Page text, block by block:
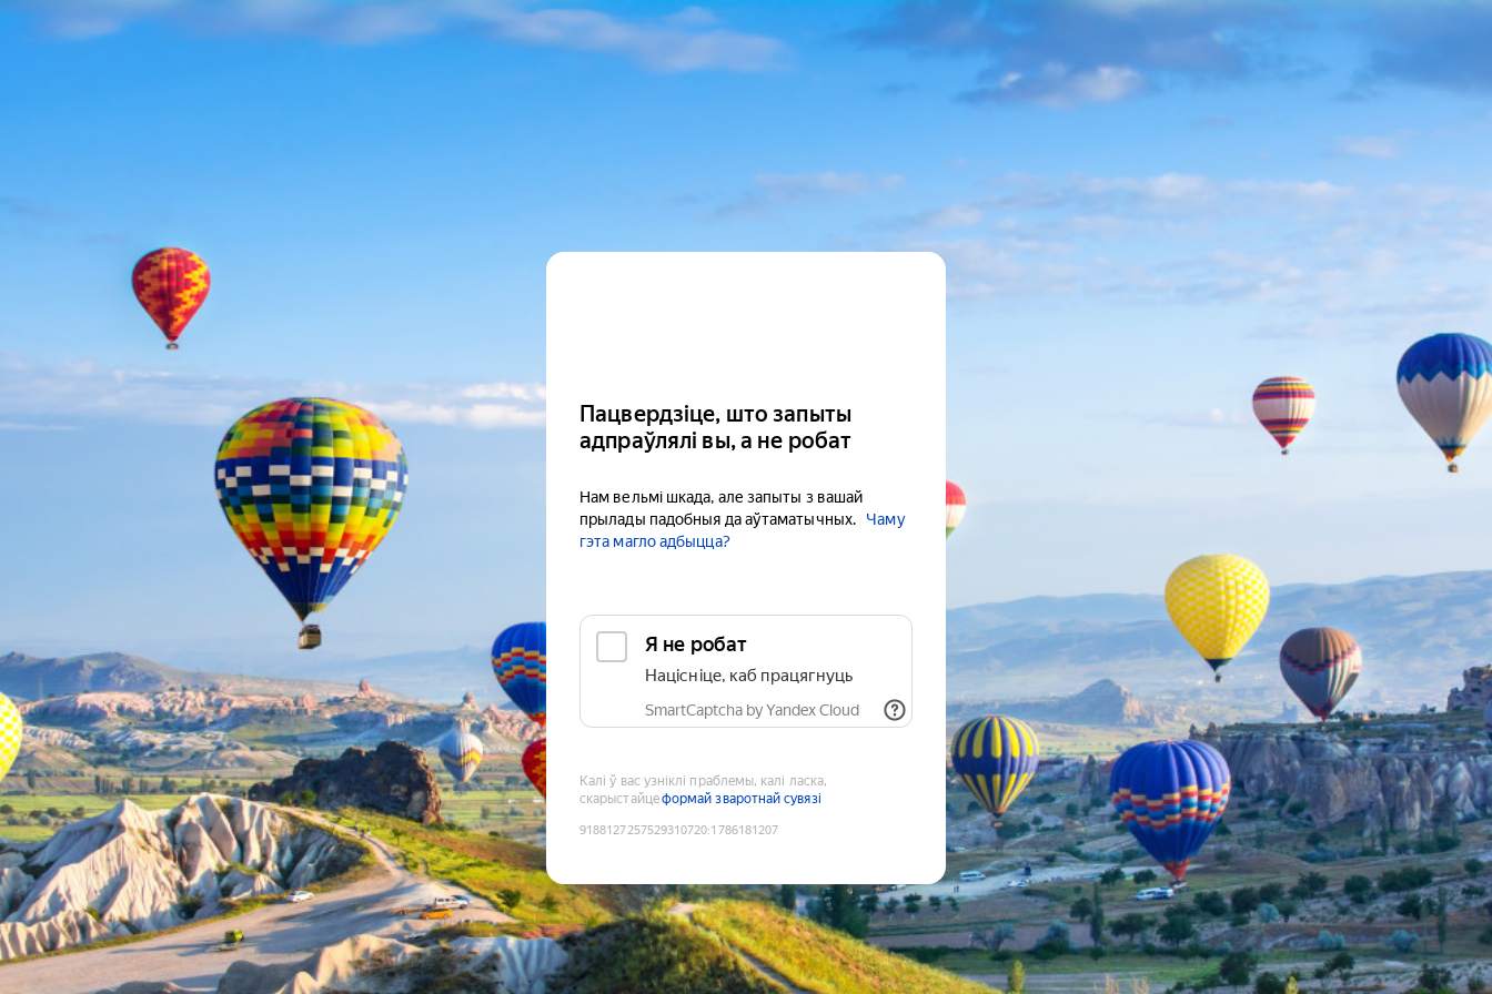
Пацвердзіце, што запыты
адпраўлялі вы, а не робат
Нам вельмі шкада, але запыты з вашай
прылады падобныя да аўтаматычных.
Чаму
гэта магло адбыцца?
Я не робат
Націсніце, каб працягнуць
SmartCaptcha by Yandex Cloud
Калі ў вас узніклі праблемы, калі ласка,
скарыстайцеформай зваротнай сувязі
9188127257529310720:1786181207